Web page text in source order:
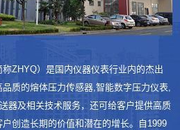
称ZHYQ）是国内仪器仪表行业内的杰出
质的熔体压力传感器,智能数字压力仪表,
器及相关技术服务，还可给客户提供高质
创造长期的价值和潜在的增长。自1999